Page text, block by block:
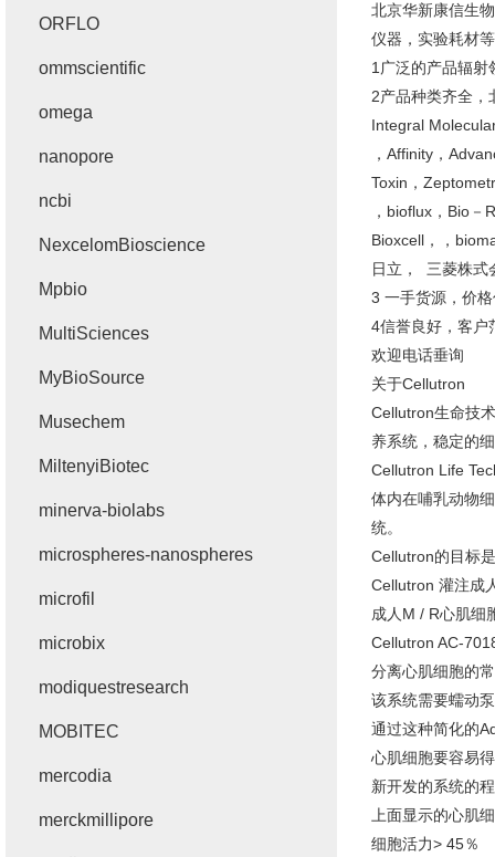
北京华新康信生
仪器，实验耗材
1广泛的产品辐射
2产品种类齐全
Integral
，Affinity，
Toxin，
，bioflux，Bio
Bioxcell，，
日立， 三菱株式
3 一手货源，价
4信誉良好，客户
欢迎电话垂询
关于Cellutron
Cellutron生命技
养系统，稳定的
Cellutron Life
体内在哺乳动物
统。
Cellutron的目标
Cellutron 灌注成
成人M / R心肌细
Cellutron AC-
分离心肌细胞的
该系统需要蠕动
通过这种简化的
心肌细胞要容易
新开发的系统的
上面显示的心肌
细胞活力> 45％
ORFLO
ommscientific
omega
nanopore
ncbi
NexcelomBioscience
Mpbio
MultiSciences
MyBioSource
Musechem
MiltenyiBiotec
minerva-biolabs
microspheres-nanospheres
microfil
microbix
modiquestresearch
MOBITEC
mercodia
merckmillipore